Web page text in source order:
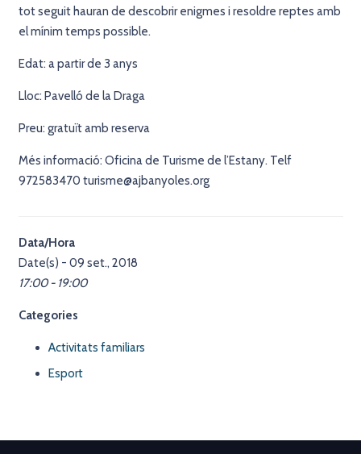
tot seguit hauran de descobrir enigmes i resoldre reptes amb
el mínim temps possible.
Edat: a partir de 3 anys
Lloc: Pavelló de la Draga
Preu: gratuït amb reserva
Més informació: Oficina de Turisme de l’Estany. Telf
972583470 turisme@ajbanyoles.org
Data/Hora
Date(s) - 09 set., 2018
17:00 - 19:00
Categories
Activitats familiars
Esport